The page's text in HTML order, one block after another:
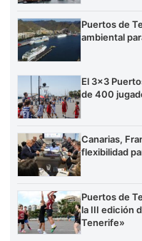
Puertos de
ambiental
El 3×3
de 400
Canarias,
flexibilidad
Puertos de
la III edición
Tenerife»